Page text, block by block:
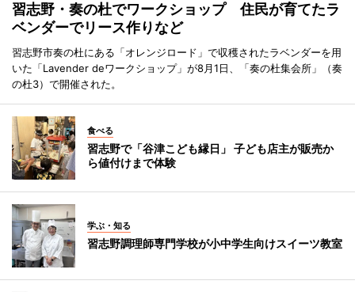
習志野・奏の杜でワークショップ 住民が育てたラ
ベンダーでリース作りなど
習志野市奏の杜にある「オレンジロード」で収穫されたラベンダーを用
いた「Lavender deワークショップ」が8月1日、「奏の杜集会所」（奏
の杜3）で開催された。
食べる
習志野で「谷津こども縁日」 子ども店主が販売か
ら値付けまで体験
学ぶ・知る
習志野調理師専門学校が小中学生向けスイーツ教室